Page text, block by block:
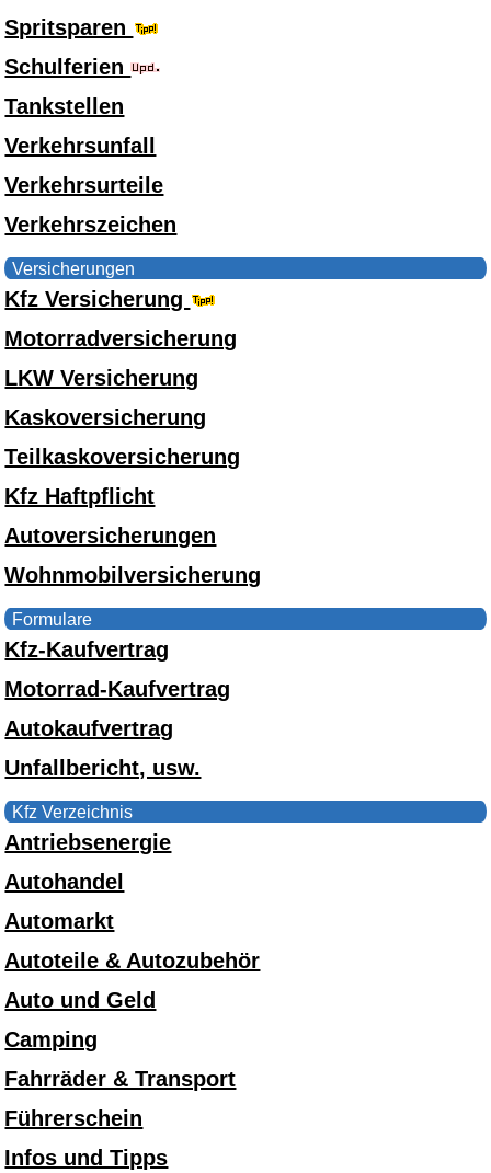
Spritsparen
Schulferien
Tankstellen
Verkehrsunfall
Verkehrsurteile
Verkehrszeichen
Versicherungen
Kfz Versicherung
Motorradversicherung
LKW Versicherung
Kaskoversicherung
Teilkaskoversicherung
Kfz Haftpflicht
Autoversicherungen
Wohnmobilversicherung
Formulare
Kfz-Kaufvertrag
Motorrad-Kaufvertrag
Autokaufvertrag
Unfallbericht, usw.
Kfz Verzeichnis
Antriebsenergie
Autohandel
Automarkt
Autoteile & Autozubehör
Auto und Geld
Camping
Fahrräder & Transport
Führerschein
Infos und Tipps